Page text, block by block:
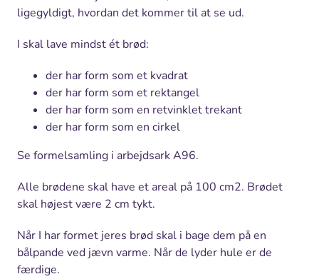
ligegyldigt, hvordan det kommer til at se ud.
I skal lave mindst ét brød:
der har form som et kvadrat
der har form som et rektangel
der har form som en retvinklet trekant
der har form som en cirkel
Se formelsamling i arbejdsark A96.
Alle brødene skal have et areal på 100 cm2. Brødet
skal højest være 2 cm tykt.
Når I har formet jeres brød skal i bage dem på en
bålpande ved jævn varme. Når de lyder hule er de
færdige.